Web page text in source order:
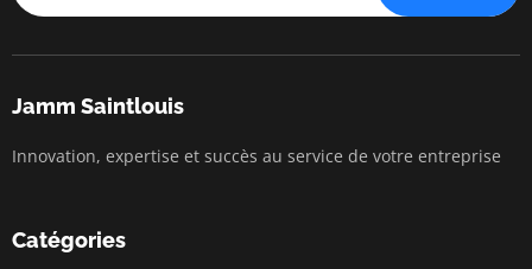
Jamm Saintlouis
Innovation, expertise et succès au service de votre entreprise
Catégories